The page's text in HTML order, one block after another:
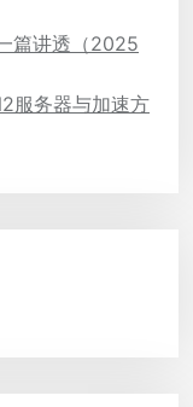
篇讲透（2025
服务器与加速方